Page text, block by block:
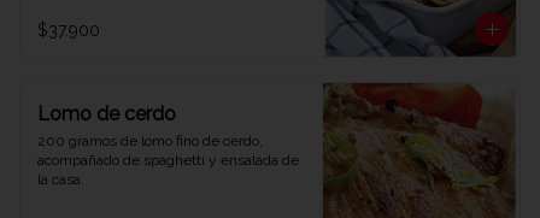
$37.900
Lomo de cerdo
200 gramos de lomo fino de cerdo,
acompañado de spaghetti y ensalada de
la casa.